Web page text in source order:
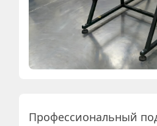
Профессиональный